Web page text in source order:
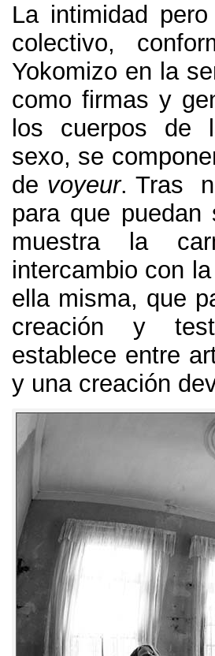
La intimidad
colectivo,
Yokomizo en la
como firmas y
los cuerpos de
sexo, se
de voyeur.Tras
para que puedan
muestra la
intercambio con
ella misma, que
creación y
establece entre
y una creación